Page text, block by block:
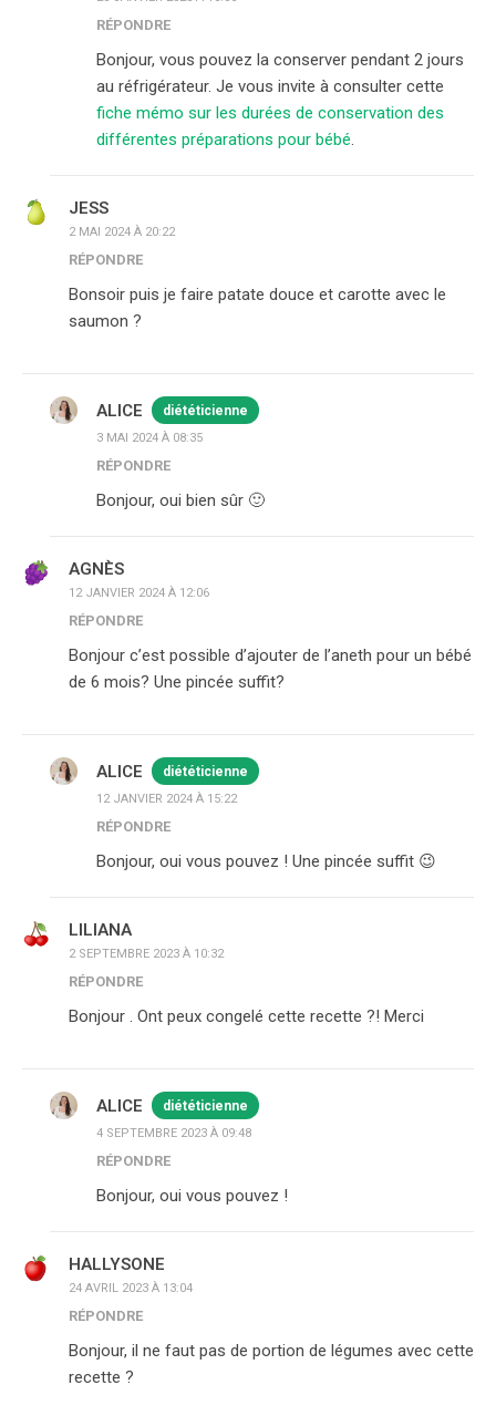
RÉPONDRE
Bonjour, vous pouvez la conserver pendant 2 jours
au réfrigérateur. Je vous invite à consulter cette
fiche mémo sur les durées de conservation des
différentes préparations pour bébé.
JESS
2 MAI 2024 À 20:22
RÉPONDRE
Bonsoir puis je faire patate douce et carotte avec le
saumon ?
ALICE diététicienne
3 MAI 2024 À 08:35
RÉPONDRE
Bonjour, oui bien sûr 🙂
AGNÈS
12 JANVIER 2024 À 12:06
RÉPONDRE
Bonjour c’est possible d’ajouter de l’aneth pour un bébé
de 6 mois? Une pincée suffit?
ALICE diététicienne
12 JANVIER 2024 À 15:22
RÉPONDRE
Bonjour, oui vous pouvez ! Une pincée suffit 😉
LILIANA
2 SEPTEMBRE 2023 À 10:32
RÉPONDRE
Bonjour . Ont peux congelé cette recette ?! Merci
ALICE diététicienne
4 SEPTEMBRE 2023 À 09:48
RÉPONDRE
Bonjour, oui vous pouvez !
HALLYSONE
24 AVRIL 2023 À 13:04
RÉPONDRE
Bonjour, il ne faut pas de portion de légumes avec cette
recette ?